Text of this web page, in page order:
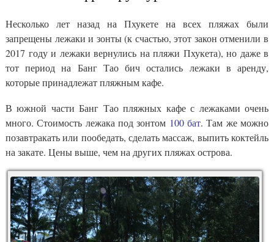
Несколько лет назад на Пхукете на всех пляжах были
запрещены лежаки и зонты (к счастью, этот закон отменили в
2017 году и лежаки вернулись на пляжи Пхукета), но даже в
тот период на Банг Тао бич остались лежаки в аренду,
которые принадлежат пляжным кафе.
В южной части Банг Тао пляжных кафе с лежаками очень
много. Стоимость лежака под зонтом 100 бат. Там же можно
позавтракать или пообедать, сделать массаж, выпить коктейль
на закате. Цены выше, чем на других пляжах острова.